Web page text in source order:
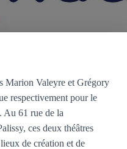
R
G
Marion Valeyre et Grégory
respectivement pour le
Au 61 rue de la
ces deux théâtres
de création et de